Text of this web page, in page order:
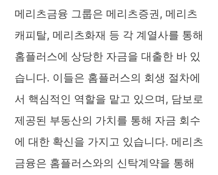
메리츠금융 그룹은 메리츠증권, 메리츠
캐피탈, 메리츠화재 등 각 계열사를 통해
홈플러스에 상당한 자금을 대출한 바 있
습니다. 이들은 홈플러스의 회생 절차에
서 핵심적인 역할을 맡고 있으며, 담보로
제공된 부동산의 가치를 통해 자금 회수
에 대한 확신을 가지고 있습니다. 메리츠
금융은 홈플러스와의 신탁계약을 통해